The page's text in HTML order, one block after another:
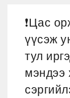
ХУУЛЬ ЭРХ ЗҮЙ
МЭДЭЭ
ИЛ ТОД БАЙДАЛ
СУРГАЛТЫН
❗️Цас
үүсэж
тул
мэндээ